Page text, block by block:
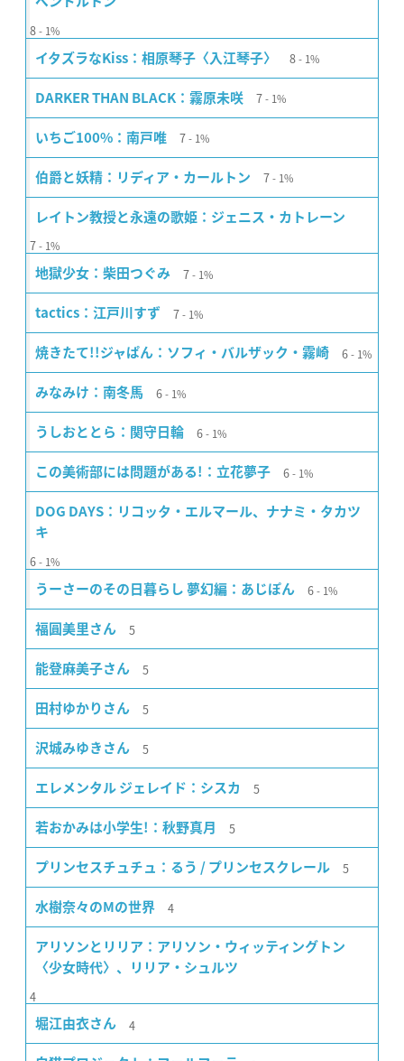
8 1%
イタズラなKiss：相原琴子〈入江琴子〉 8 1%
DARKER THAN BLACK：霧原未咲 7 1%
いちご100%：南戸唯 7 1%
伯爵と妖精：リディア・カールトン 7 1%
レイトン教授と永遠の歌姫：ジェニス・カトレーン
7 1%
地獄少女：柴田つぐみ 7 1%
tactics：江戸川すず 7 1%
焼きたて!!ジャぱん：ソフィ・バルザック・霧崎 6 1%
みなみけ：南冬馬 6 1%
うしおととら：関守日輪 6 1%
この美術部には問題がある!：立花夢子 6 1%
DOG DAYS：リコッタ・エルマール、ナナミ・タカツ
キ
6 1%
うーさーのその日暮らし 夢幻編：あじぽん 6 1%
福圓美里さん 5
能登麻美子さん 5
田村ゆかりさん 5
沢城みゆきさん 5
エレメンタル ジェレイド：シスカ 5
若おかみは小学生!：秋野真月 5
プリンセスチュチュ：るう / プリンセスクレール 5
水樹奈々のMの世界 4
アリソンとリリア：アリソン・ウィッティングトン
〈少女時代〉、リリア・シュルツ
4
堀江由衣さん 4